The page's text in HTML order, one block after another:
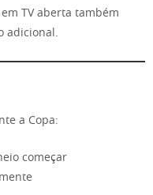
TV aberta também
adicional.
a Copa:
começar